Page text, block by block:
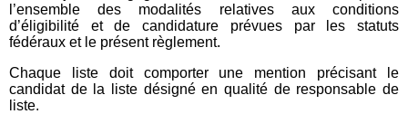
l’ensemble des modalités relatives aux conditions
d’éligibilité et de candidature prévues par les statuts
fédéraux et le présent règlement.
Chaque liste doit comporter une mention précisant le
candidat de la liste désigné en qualité de responsable de
liste.